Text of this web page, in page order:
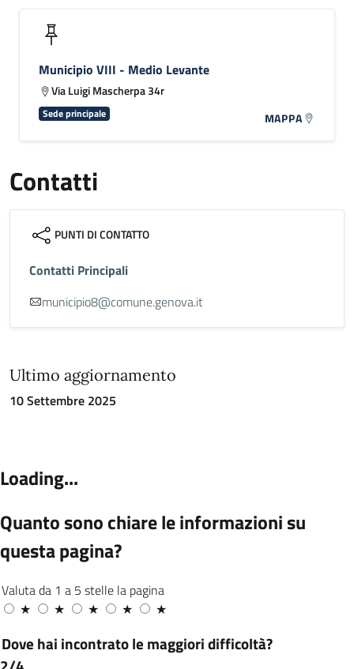
Municipio VIII - Medio Levante
Via Luigi Mascherpa 34r
Sede principale MAPPA
Contatti
PUNTI DI CONTATTO
Contatti Principali
municipio8@comune.genova.it
Ultimo aggiornamento
10 Settembre 2025